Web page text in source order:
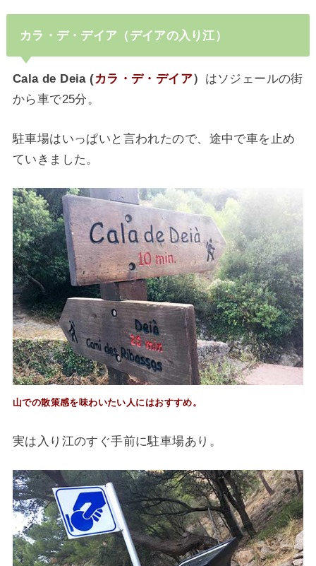
カラ・デ・デイア（デイアの入り江）
Cala de Deia (カラ・デ・デイア） はソジェールの街
から車で25分。
駐車場はいっぱいと言われたので、途中で車を止め
ていきました。
山での散策感を味わいたい人にはおすすめ。
実は入り江のすぐ手前に駐車場あり。